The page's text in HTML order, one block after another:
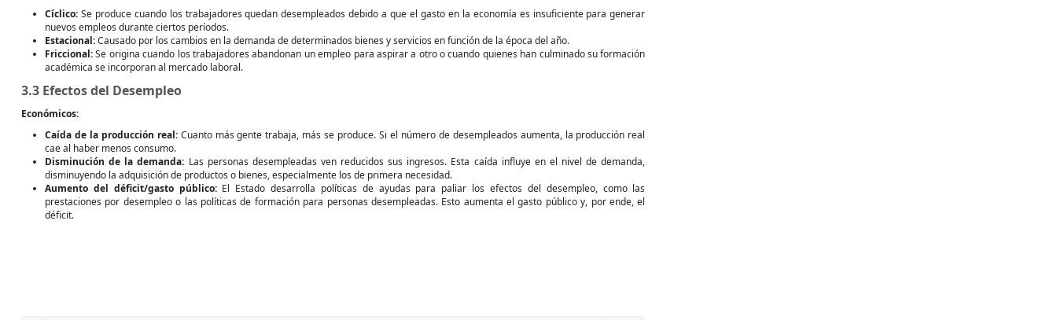
Cíclico: Se produce cuando los trabajadores quedan desempleados debido a que el gasto en la economía es insuficiente para generar
nuevos empleos durante ciertos períodos.
Estacional:Causado por los cambios en la demanda de determinados bienes y servicios en función de la época del año.
Friccional:Se origina cuando los trabajadores abandonan un empleo para aspirar a otro o cuando quienes han culminado su formación
académica se incorporan al mercado laboral.
3.3 Efectos del Desempleo
Económicos:
Caída de la producción real:Cuanto más gente trabaja, más se produce. Si el número de desempleados aumenta, la producción real
cae al haber menos consumo.
Disminución de la demanda: Las personas desempleadas ven reducidos sus ingresos. Esta caída influye en el nivel de demanda,
disminuyendo la adquisición de productos o bienes, especialmente los de primera necesidad.
Aumento del déficit/gasto público:El Estado desarrolla políticas de ayudas para paliar los efectos del desempleo, como las
prestaciones por desempleo o las políticas de formación para personas desempleadas. Esto aumenta el gasto público y, por ende, el
déficit.